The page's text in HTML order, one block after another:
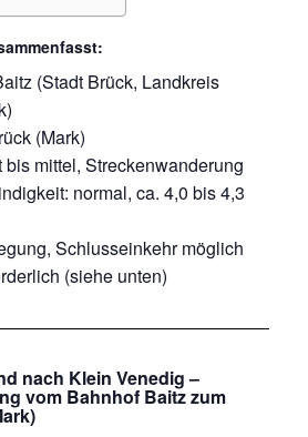
(Stadt Brück, Landkreis
(Mark)
bis mittel, Streckenwanderung
normal, ca. 4,0 bis 4,3
Schlusseinkehr möglich
(siehe unten)
nach Klein Venedig –
vom Bahnhof Baitz zum